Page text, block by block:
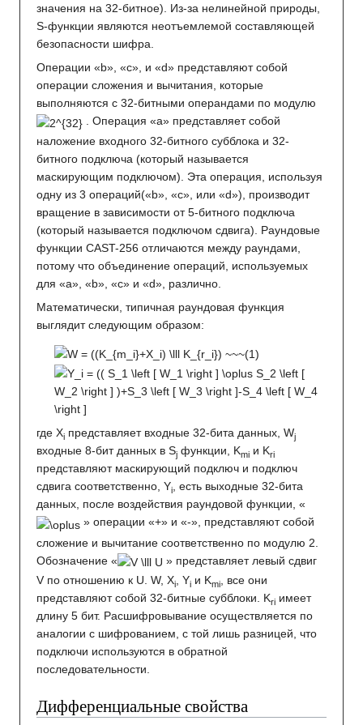
значения на 32-битное). Из-за нелинейной природы,
S-функции являются неотъемлемой составляющей
безопасности шифра.
Операции «b», «c», и «d» представляют собой
операции сложения и вычитания, которые
выполняются с 32-битными операндами по модулю
. Операция «a» представляет собой
наложение входного 32-битного субблока и 32-
битного подключа (который называется
маскирующим подключом). Эта операция, используя
одну из 3 операций(«b», «c», или «d»), производит
вращение в зависимости от 5-битного подключа
(который называется подключом сдвига). Раундовые
функции CAST-256 отличаются между раундами,
потому что объединение операций, используемых
для «a», «b», «c» и «d», различно.
Математически, типичная раундовая функция
выглядит следующим образом:
где Xi представляет входные 32-бита данных, Wj
входные 8-бит данных в Sj функции, Kmi и Kri
представляют маскирующий подключ и подключ
сдвига соответственно, Yi
, есть выходные 32-бита
данных, после воздействия раундовой функции, «
» операции «+» и «-», представляют собой
сложение и вычитание соответственно по модулю 2.
Обозначение «
» представляет левый сдвиг
V по отношению к U. W, Xi , Yi и Kmi
, все они
представляют собой 32-битные субблоки. Kri имеет
длину 5 бит. Расшифровывание осуществляется по
аналогии с шифрованием, с той лишь разницей, что
подключи используются в обратной
последовательности.
Дифференциальные свойства